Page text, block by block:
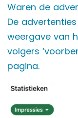
Waren de
De
weergave van
volgers
pagina.